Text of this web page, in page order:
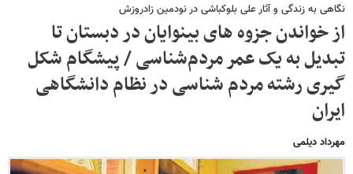
نگاهی به زندگی و آثار علی بلوکباشی در نودمین زادروزش
از خواندن جزوه های بینوایان در دبستان تا
تبدیل به یک عمر مردم‌شناسی / پیشگام شکل
گیری رشته مردم شناسی در نظام دانشگاهی
ایران
مهرداد دیلمی